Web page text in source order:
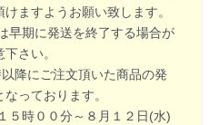
ますようお願い致します。
に発送を終了する場合が
さい。
降にご注文頂いた商品の発
っております。
時００分～８月１２日(水)